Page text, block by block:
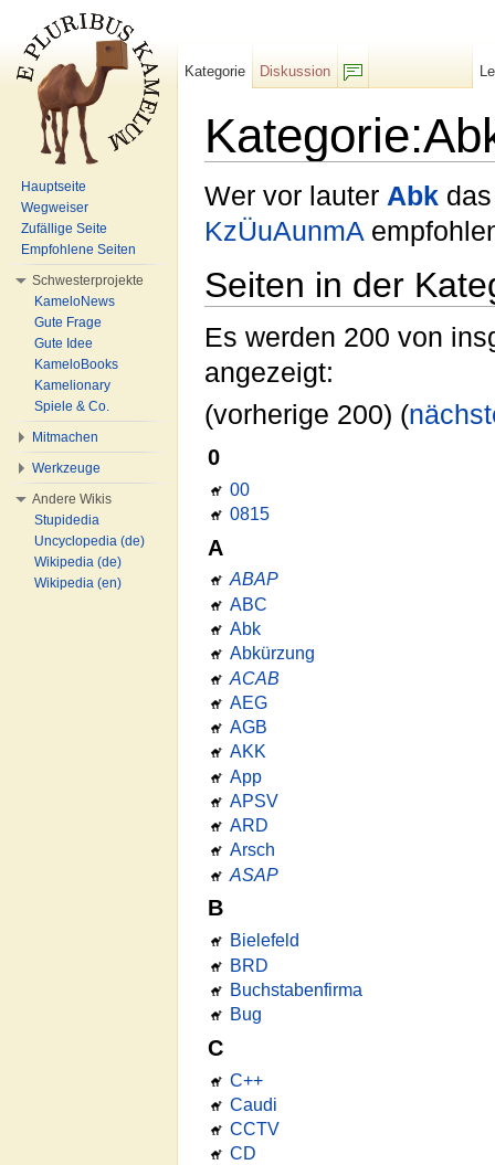
Wer vor lauter Abk
KzÜuAunmA
Seiten in der
Es werden 200 von
angezeigt:
(vorherige 200) (
0
00
0815
A
ABAP
ABC
Abk
Abkürzung
ACAB
AEG
AGB
AKK
App
APSV
ARD
Arsch
ASAP
B
Bielefeld
BRD
Buchstabenfirma
Bug
C
C++
Caudi
CCTV
CD
Kategorie
Diskussion
Hauptseite
Wegweiser
Zufällige Seite
Empfohlene Seiten
Schwesterprojekte
KameloNews
Gute Frage
Gute Idee
KameloBooks
Kamelionary
Spiele & Co.
Mitmachen
Werkzeuge
Andere Wikis
Stupidedia
Uncyclopedia (de)
Wikipedia (de)
Wikipedia (en)